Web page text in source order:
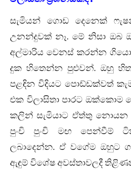
සැමියන් ගොඩ දෙනෙක්
උනන්දුවක් නෑ. මේ නිසා ඔබ
අල්මාරිය වෙනස් කරන්න
දුක හිතෙන්න පුළුවන්. ඔහු
පළඳින විදියට පොඩ්ඩක්වත්
එක විලාසිතා පාරට
කලින් සැමියාට ඒත්තු
පුංචි පුංචි මඟ පෙන්වීම්
ලබාදෙන්න. ඒ වගේම ඔහුට
ඇඳුම් විශේෂ අවස්තාවලදී